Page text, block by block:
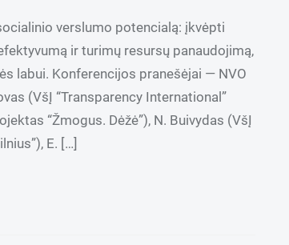
verslumo potencialą: įkvėpti
ir turimų resursų panaudojimą,
labui. Konferencijos pranešėjai — NVO
(VšĮ “Transparency International”
“Žmogus. Dėžė”), N. Buivydas (VšĮ
E. […]